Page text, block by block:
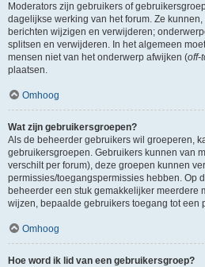
Moderators zijn gebruikers of
dagelijkse werking van het forum. Ze
berichten wijzigen en verwijderen;
splitsen en verwijderen. In het algemeen
mensen niet van het onderwerp afwijken (off-
plaatsen.
Omhoog
Wat zijn gebruikersgroepen?
Als de beheerder gebruikers wil groeperen,
gebruikersgroepen. Gebruikers kunnen van
verschilt per forum), deze groepen kunnen
permissies/toegangspermissies hebben. Op
beheerder een stuk gemakkelijker meerdere
wijzen, bepaalde gebruikers toegang tot een
Omhoog
Hoe word ik lid van een gebruikersgroep?